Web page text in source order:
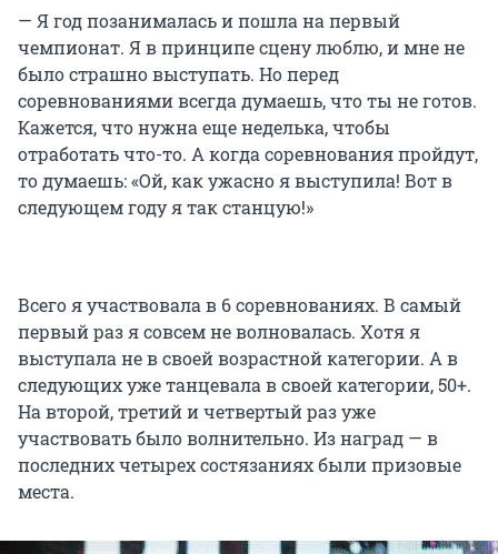
— Я год позанималась и пошла на первый
чемпионат. Я в принципе сцену люблю, и мне не
было страшно выступать. Но перед
соревнованиями всегда думаешь, что ты не готов.
Кажется, что нужна еще неделька, чтобы
отработать что-то. А когда соревнования пройдут,
то думаешь: «Ой, как ужасно я выступила! Вот в
следующем году я так станцую!»
Всего я участвовала в 6 соревнованиях. В самый
первый раз я совсем не волновалась. Хотя я
выступала не в своей возрастной категории. А в
следующих уже танцевала в своей категории, 50+.
На второй, третий и четвертый раз уже
участвовать было волнительно. Из наград — в
последних четырех состязаниях были призовые
места.